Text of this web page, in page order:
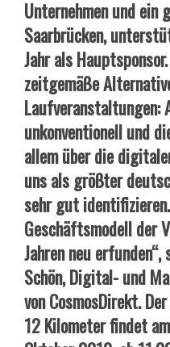
Unternehmen und
Saarbrücken,
Jahr als
zeitgemäße
unkonventionell und
allem über die
uns als größter
sehr gut
Geschäftsmodell der
Jahren neu
Schön, Digital- und
von CosmosDirekt.
12 Kilometer findet